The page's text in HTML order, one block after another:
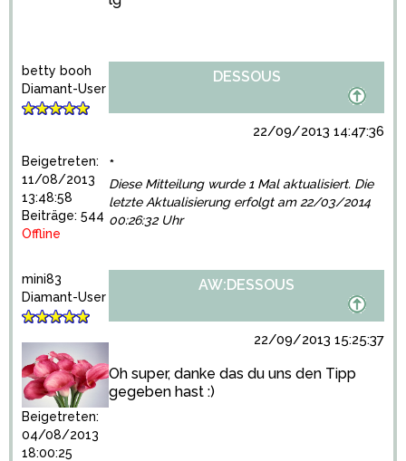
betty booh
Diamant-User
Beigetreten:
11/08/2013
13:48:58
Beiträge: 544
Offline
DESSOUS
22/09/2013 14:47:36
*
Diese Mitteilung wurde 1 Mal aktualisiert. Die
letzte Aktualisierung erfolgt am 22/03/2014
00:26:32 Uhr
mini83
Diamant-User
Beigetreten:
04/08/2013
18:00:25
AW:DESSOUS
22/09/2013 15:25:37
Oh super, danke das du uns den Tipp
gegeben hast :)